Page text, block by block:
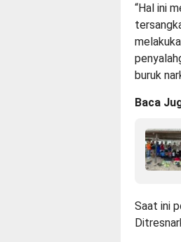
“Hal ini
buruk
Baca
Saat ini